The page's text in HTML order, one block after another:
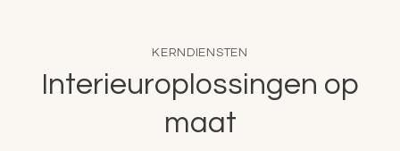
KERNDIENSTEN
Interieuroplossingen op
maat